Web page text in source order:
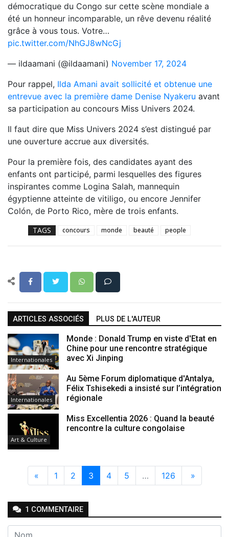
démocratique du Congo sur cette scène mondiale a
été un honneur incomparable, un rêve devenu réalité
grâce à vous tous. Votre…
pic.twitter.com/NhGJ8wNcGj
— ildaamani (@ildaamani) November 17, 2024
Pour rappel, Ilda Amani avait sollicité et obtenue une
entrevue avec la première dame Denise Nyakeru avant
sa participation au concours Miss Univers 2024.
Il faut dire que Miss Univers 2024 s’est distingué par
une ouverture accrue aux diversités.
Pour la première fois, des candidates ayant des
enfants ont participé, parmi lesquelles des figures
inspirantes comme Logina Salah, mannequin
égyptienne atteinte de vitiligo, ou encore Jennifer
Colón, de Porto Rico, mère de trois enfants.
TAGS concours monde beauté people
ARTICLES ASSOCIÉS PLUS DE L'AUTEUR
Internationales
Monde : Donald Trump en viste d'Etat en
Chine pour une rencontre stratégique
avec Xi Jinping
Internationales
Au 5ème Forum diplomatique d'Antalya,
Félix Tshisekedi a insisté sur l’intégration
régionale
Art & Culture
Miss Excellentia 2026 : Quand la beauté
rencontre la culture congolaise
« 1 2 3 4 5 … 126 »
1 COMMENTAIRE